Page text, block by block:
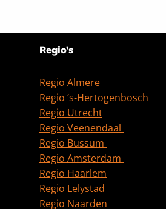
Regio’s
Regio Almere
Regio ‘s-Hertogenbosch
Regio Utrecht
Regio Veenendaal
Regio Bussum
Regio Amsterdam
Regio Haarlem
Regio Lelystad
Regio Naarden